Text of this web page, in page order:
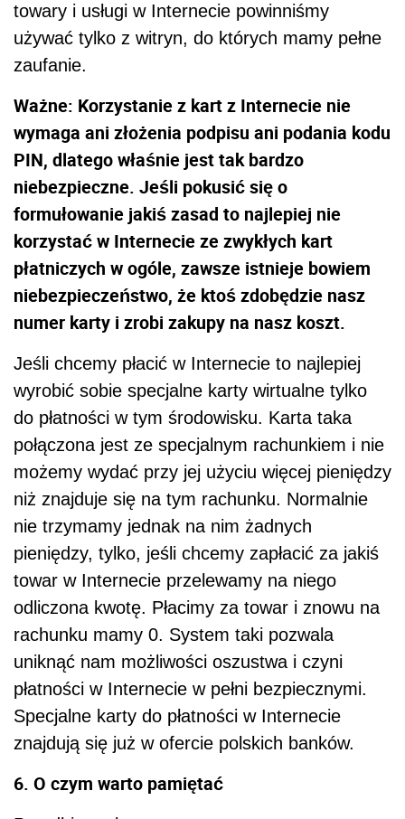
towary i usługi w Internecie powinniśmy
używać tylko z witryn, do których mamy pełne
zaufanie.
Ważne: Korzystanie z kart z Internecie nie
wymaga ani złożenia podpisu ani podania kodu
PIN, dlatego właśnie jest tak bardzo
niebezpieczne. Jeśli pokusić się o
formułowanie jakiś zasad to najlepiej nie
korzystać w Internecie ze zwykłych kart
płatniczych w ogóle, zawsze istnieje bowiem
niebezpieczeństwo, że ktoś zdobędzie nasz
numer karty i zrobi zakupy na nasz koszt.
Jeśli chcemy płacić w Internecie to najlepiej
wyrobić sobie specjalne karty wirtualne tylko
do płatności w tym środowisku. Karta taka
połączona jest ze specjalnym rachunkiem i nie
możemy wydać przy jej użyciu więcej pieniędzy
niż znajduje się na tym rachunku. Normalnie
nie trzymamy jednak na nim żadnych
pieniędzy, tylko, jeśli chcemy zapłacić za jakiś
towar w Internecie przelewamy na niego
odliczona kwotę. Płacimy za towar i znowu na
rachunku mamy 0. System taki pozwala
uniknąć nam możliwości oszustwa i czyni
płatności w Internecie w pełni bezpiecznymi.
Specjalne karty do płatności w Internecie
znajdują się już w ofercie polskich banków.
6. O czym warto pamiętać